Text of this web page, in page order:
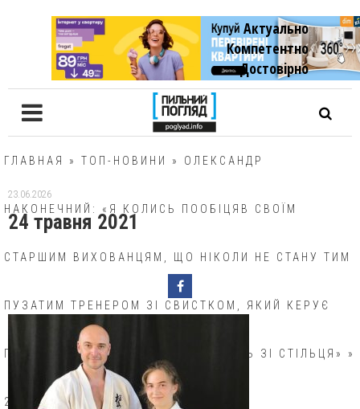
Актуально
Компетентно
Достовiрно
ГЛАВНАЯ » ТОП-НОВИНИ » ОЛЕКСАНДР
НАКОНЕЧНИЙ: «Я КОЛИСЬ ПООБІЦЯВ СВОЇМ
СТАРШИМ ВИХОВАНЦЯМ, ЩО НІКОЛИ НЕ СТАНУ ТИМ
ПУЗАТИМ ТРЕНЕРОМ ЗІ СВИСТКОМ, ЯКИЙ КЕРУЄ
ПРОЦЕСОМ, НАВІТЬ НЕ ПІДВОДЯЧИСЬ ЗІ СТІЛЬЦЯ» »
24 ТРАВНЯ 2021
23.06.2026
24 травня 2021